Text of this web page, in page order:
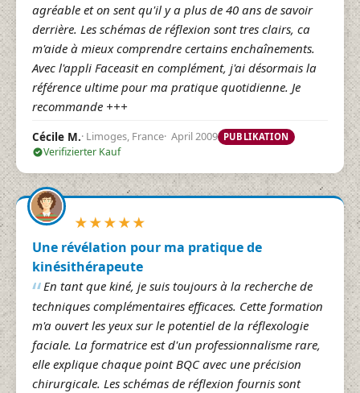
agréable et on sent qu'il y a plus de 40 ans de savoir
derrière. Les schémas de réflexion sont tres clairs, ca
m'aide à mieux comprendre certains enchaînements.
Avec l'appli Faceasit en complément, j'ai désormais la
référence ultime pour ma pratique quotidienne. Je
recommande +++
Cécile M. Limoges, France April 2009 PUBLIKATION
Verifizierter Kauf
★★★★★
Une révélation pour ma pratique de
kinésithérapeute
En tant que kiné, je suis toujours à la recherche de
techniques complémentaires efficaces. Cette formation
m'a ouvert les yeux sur le potentiel de la réflexologie
faciale. La formatrice est d'un professionnalisme rare,
elle explique chaque point BQC avec une précision
chirurgicale. Les schémas de réflexion fournis sont